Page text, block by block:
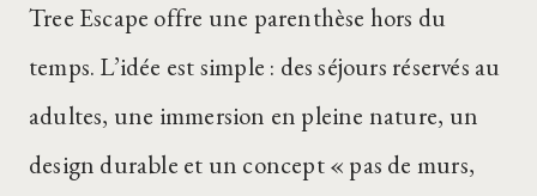
Tree Escape offre une parenthèse hors du
temps. L’idée est simple : des séjours réservés au
adultes, une immersion en pleine nature, un
design durable et un concept « pas de murs,